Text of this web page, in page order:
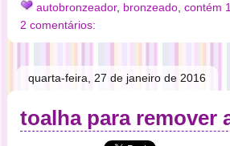
autobronzeador, bronzeado contém
2 comentários:
quarta-feira, 27 de janeiro de 2016
toalha para remover